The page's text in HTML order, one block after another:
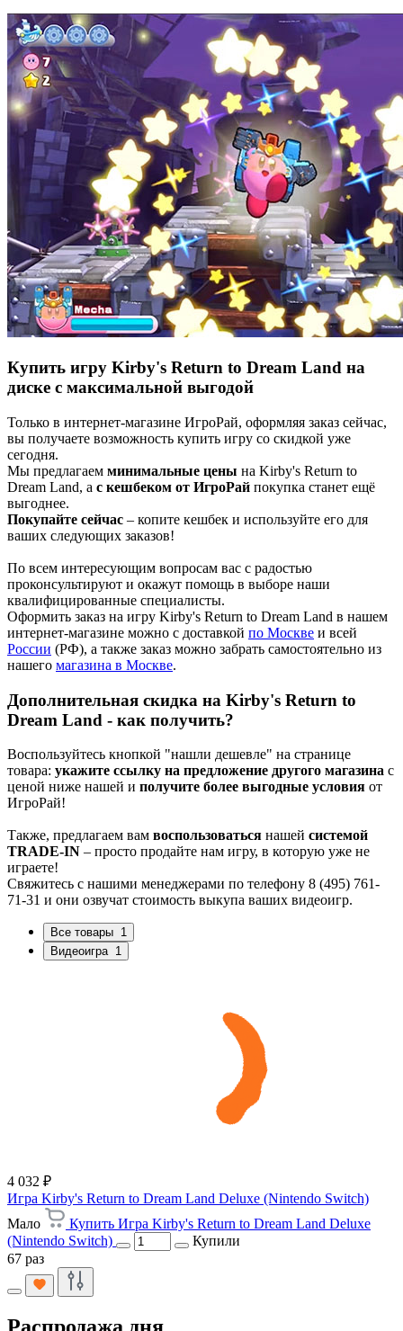
Купить игру Kirby's Return to Dream Land на
диске с максимальной выгодой
Только в интернет-магазине ИгроРай, оформляя заказ сейчас,
вы получаете возможность купить игру со скидкой уже
сегодня.
Мы предлагаем минимальные цены на Kirby's Return to
Dream Land, а с кешбеком от ИгроРай покупка станет ещё
выгоднее.
Покупайте сейчас – копите кешбек и используйте его для
ваших следующих заказов!
По всем интересующим вопросам вас с радостью
проконсультируют и окажут помощь в выборе наши
квалифицированные специалисты.
Оформить заказ на игру Kirby's Return to Dream Land в нашем
интернет-магазине можно с доставкой по Москве и всей
России (РФ), а также заказ можно забрать самостоятельно из
нашего магазина в Москве.
Дополнительная скидка на Kirby's Return to
Dream Land - как получить?
Воспользуйтесь кнопкой "нашли дешевле" на странице
товара: укажите ссылку на предложение другого магазина с
ценой ниже нашей и получите более выгодные условия от
ИгроРай!
Также, предлагаем вам воспользоваться нашей системой
TRADE-IN – просто продайте нам игру, в которую уже не
играете!
Свяжитесь с нашими менеджерами по телефону 8 (495) 761-
71-31 и они озвучат стоимость выкупа ваших видеоигр.
Все товары 1
Видеоигра 1
4 032 ₽
Игра Kirby's Return to Dream Land Deluxe (Nintendo Switch)
Мало
Купить Игра Kirby's Return to Dream Land Deluxe
(Nintendo Switch)
Купили
67 раз